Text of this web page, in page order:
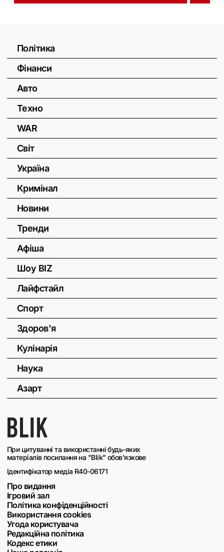
При цитуванні та використанні будь-яких
матеріалів посилання на "Blik" обов'язкове
Ідентифікатор медіа R40-06171
Про видання
Ігровий зал
Політика конфіденційності
Використання cookies
Угода користувача
Редакційна політика
Кодекс етики
Політика
Фінанси
Авто
Техно
WAR
Світ
Україна
Кримінал
Новини
Тренди
Афіша
Шоу BIZ
Лайфстайл
Спорт
Здоров'я
Кулінарія
Наука
Азарт